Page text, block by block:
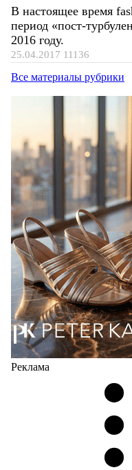
В настоящее время
период «пост-
2016 году.
25.04.2017 11136
Все материалы рубрики
Реклама